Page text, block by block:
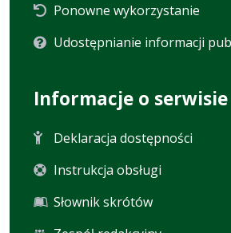
Ponowne wykorzystanie
Udostępnianie informacji
Informacje o serwisie
Deklaracja dostępności
Instrukcja obsługi
Słownik skrótów